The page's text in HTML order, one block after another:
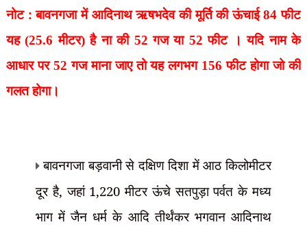
नोट :बावनगजा मेंआदिनाथ ऋषभदेव की मूर्ति की ऊंचाई 84 फीट
यह (25.6 मीटर) है ना की 52 गज या 52 फीट । यदि नाम के
आधार पर 52 गज माना जाए तो यह लगभग 156 फीट होगा जो की
गलत होगा।
बावनगजा बड़वानी से दक्षिण दिशा में आठ किलोमीटर
दूर है,जहां 1,220 मीटर ऊंचे सतपुड़ा पर्वत के मध्य
भाग में जैन धर्म के आदि तीर्थंकर भगवान आदिनाथ